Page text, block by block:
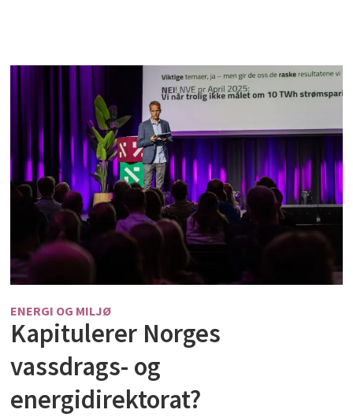
ENERGI OG MILJØ
Kapitulerer Norges
vassdrags- og
energidirektorat?